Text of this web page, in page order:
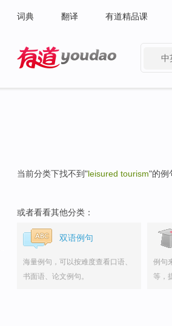
词典 翻译 有道精品课
中
当前分类下找不到"leisured tourism"的例
或者看看其他分类：
双语例句
海量例句，可以按难度查看口语、
书面语、论文例句。
例句
等，